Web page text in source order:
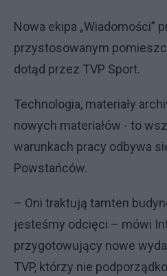
Nowa ekipa „Wiadomości”
przystosowanym
dotąd przez TVP Sport.
Technologia, materiały
nowych materiałów - to
warunkach pracy odbywa
Powstańców.
– Oni traktują tamten
jesteśmy odcięci – mówi
przygotowujący nowe
TVP, którzy nie